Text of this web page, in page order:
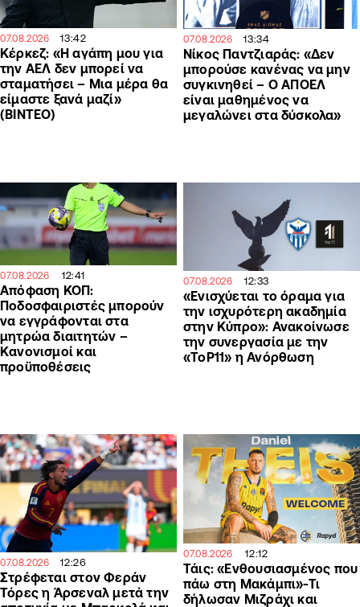
07.08.2026 13:42
Κέρκεζ: «Η αγάπη μου για
την ΑΕΛ δεν μπορεί να
σταματήσει – Μια μέρα θα
είμαστε ξανά μαζί»
(ΒΙΝΤΕΟ)
07.08.2026 13:34
Νίκος Παντζιαράς: «Δεν
μπορούσε κανένας να μην
συγκινηθεί – Ο ΑΠΟΕΛ
είναι μαθημένος να
μεγαλώνει στα δύσκολα»
07.08.2026 12:41
Απόφαση ΚΟΠ:
Ποδοσφαιριστές μπορούν
να εγγράφονται στα
μητρώα διαιτητών –
Κανονισμοί και
προϋποθέσεις
07.08.2026 12:33
«Ενισχύεται το όραμα για
την ισχυρότερη ακαδημία
στην Κύπρο»: Ανακοίνωσε
την συνεργασία με την
«ToP11» η Ανόρθωση
07.08.2026 12:26
Στρέφεται στον Φεράν
Τόρες η Άρσεναλ μετά την
07.08.2026 12:12
Τάις: «Ενθουσιασμένος που
πάω στη Μακάμπι»-Τι
δήλωσαν Μιζράχι και